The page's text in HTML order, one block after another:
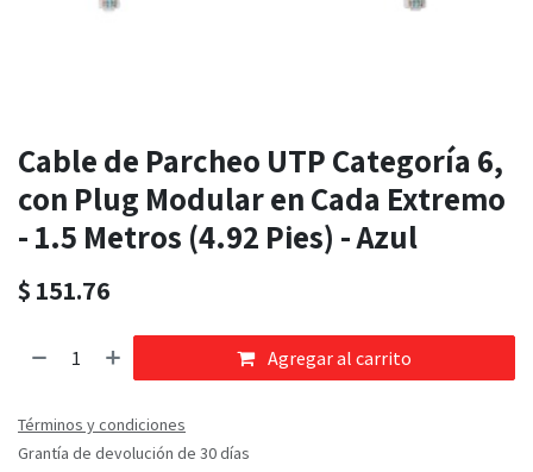
Cable de Parcheo UTP Categoría 6,
con Plug Modular en Cada Extremo
- 1.5 Metros (4.92 Pies) - Azul
$ 151.76
Agregar al carrito
Términos y condiciones
Grantía de devolución de 30 días